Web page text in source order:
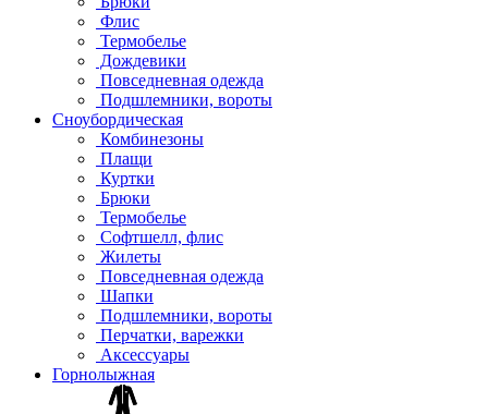
Флис
Термобелье
Дождевики
Повседневная одежда
Подшлемники, вороты
Сноубордическая
Комбинезоны
Плащи
Куртки
Брюки
Термобелье
Софтшелл, флис
Жилеты
Повседневная одежда
Шапки
Подшлемники, вороты
Перчатки, варежки
Аксессуары
Горнолыжная